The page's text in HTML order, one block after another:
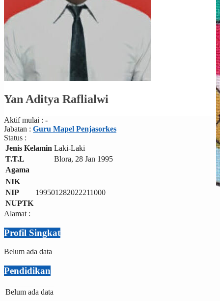
Yan Aditya Raflialwi
Aktif mulai : -
Jabatan : Guru Mapel Penjasorkes
Status :
Jenis Kelamin Laki-Laki
T.T.L
Blora, 28 Jan 1995
Agama
NIK
NIP
199501282022211000
NUPTK
Alamat :
Profil Singkat
Belum ada data
Pendidikan
Belum ada data